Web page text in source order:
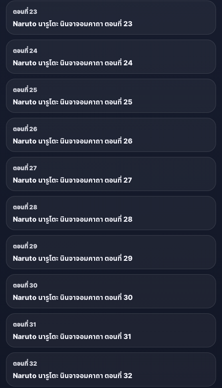
ตอนที่ 23
Naruto นารูโตะ นินจาจอมคาถา ตอนที่ 23
ตอนที่ 24
Naruto นารูโตะ นินจาจอมคาถา ตอนที่ 24
ตอนที่ 25
Naruto นารูโตะ นินจาจอมคาถา ตอนที่ 25
ตอนที่ 26
Naruto นารูโตะ นินจาจอมคาถา ตอนที่ 26
ตอนที่ 27
Naruto นารูโตะ นินจาจอมคาถา ตอนที่ 27
ตอนที่ 28
Naruto นารูโตะ นินจาจอมคาถา ตอนที่ 28
ตอนที่ 29
Naruto นารูโตะ นินจาจอมคาถา ตอนที่ 29
ตอนที่ 30
Naruto นารูโตะ นินจาจอมคาถา ตอนที่ 30
ตอนที่ 31
Naruto นารูโตะ นินจาจอมคาถา ตอนที่ 31
ตอนที่ 32
Naruto นารูโตะ นินจาจอมคาถา ตอนที่ 32